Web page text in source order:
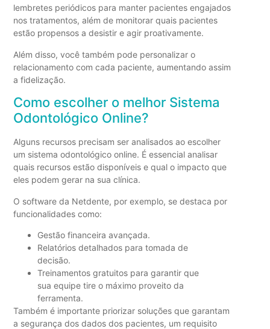
lembretes periódicos para manter pacientes engajados
nos tratamentos, além de monitorar quais pacientes
estão propensos a desistir e agir proativamente.
Além disso, você também pode personalizar o
relacionamento com cada paciente, aumentando assim
a fidelização.
Como escolher o melhor Sistema
Odontológico Online?
Alguns recursos precisam ser analisados ao escolher
um sistema odontológico online. É essencial analisar
quais recursos estão disponíveis e qual o impacto que
eles podem gerar na sua clínica.
O software da Netdente, por exemplo, se destaca por
funcionalidades como:
Gestão financeira avançada.
Relatórios detalhados para tomada de
decisão.
Treinamentos gratuitos para garantir que
sua equipe tire o máximo proveito da
ferramenta.
Também é importante priorizar soluções que garantam
a segurança dos dados dos pacientes, um requisito